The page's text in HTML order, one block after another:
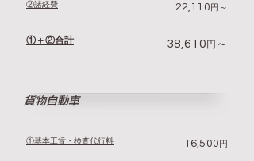
22,110 円～
②諸経費
①＋②合計 38,610 円 ～
貨物自動車
16,500 円
①​基本工賃・検査代行料